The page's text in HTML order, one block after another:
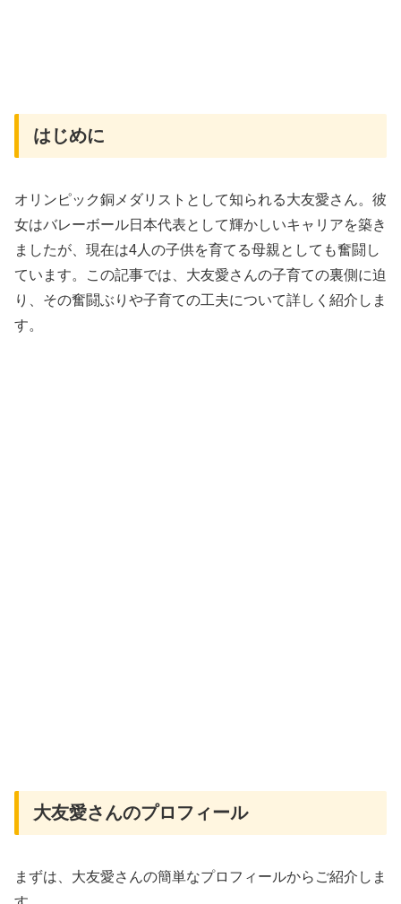
はじめに
オリンピック銅メダリストとして知られる大友愛さん。彼
女はバレーボール日本代表として輝かしいキャリアを築き
ましたが、現在は4人の子供を育てる母親としても奮闘し
ています。この記事では、大友愛さんの子育ての裏側に迫
り、その奮闘ぶりや子育ての工夫について詳しく紹介しま
す。
大友愛さんのプロフィール
まずは、大友愛さんの簡単なプロフィールからご紹介しま